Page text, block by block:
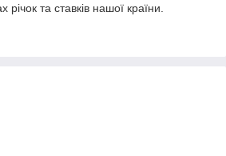
та ставків нашої країни.